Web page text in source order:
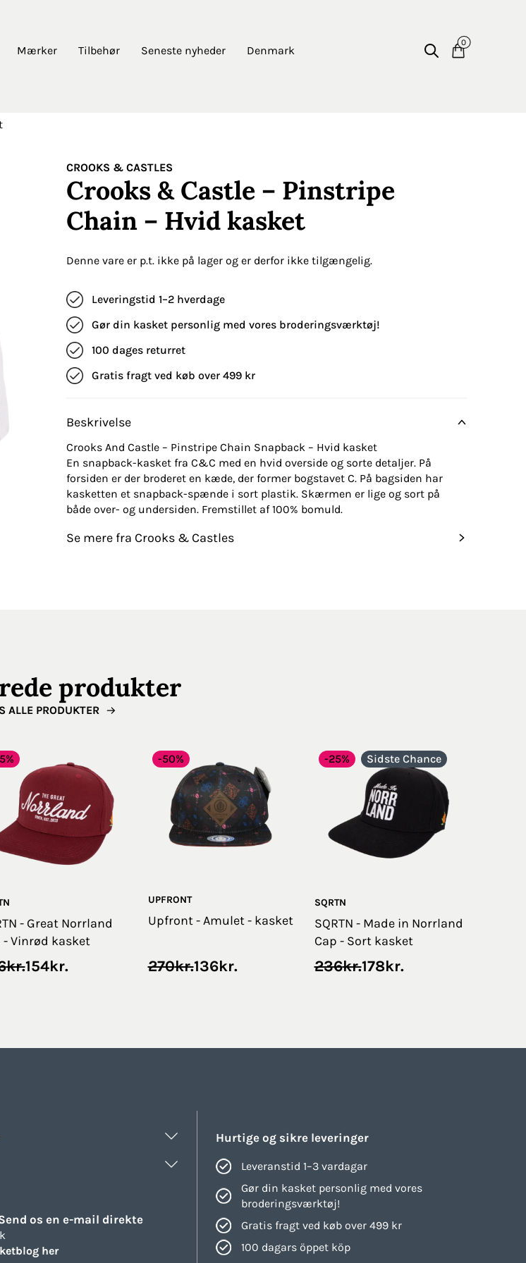
Mærker Tilbehør Seneste nyheder Denmark
0
CROOKS & CASTLES
Crooks & Castle – Pinstripe
Chain – Hvid kasket
Denne vare er p.t. ikke på lager og er derfor ikke tilgængelig.
Leveringstid 1–2 hverdage
Gør din kasket personlig med vores broderingsværktøj!
100 dages returret
Gratis fragt ved køb over 499 kr
Beskrivelse
Crooks And Castle – Pinstripe Chain Snapback – Hvid kasket
En snapback-kasket fra C&C med en hvid overside og sorte detaljer. På
forsiden er der broderet en kæde, der former bogstavet C. På bagsiden har
kasketten et snapback-spænde i sort plastik. Skærmen er lige og sort på
både over- og undersiden. Fremstillet af 100% bomuld.
Se mere fra Crooks & Castles
produkter
ALLE PRODUKTER
- Great Norrland
- Vinrød kasket
kr.154kr.
-50%
UPFRONT
Upfront - Amulet - kasket
270kr.
Original136kr.
Current
-25% Sidste Chance
SQRTN
SQRTN - Made in Norrland
Cap - Sort kasket
236kr.
Original178kr.
Current
os en e-mail direkte
her
Hurtige og sikre leveringer
Leveranstid 1–3 vardagar
Gør din kasket personlig med vores
broderingsværktøj!
Gratis fragt ved køb over 499 kr
100 dagars öppet köp